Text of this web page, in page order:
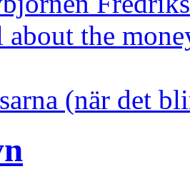
about the
(när det